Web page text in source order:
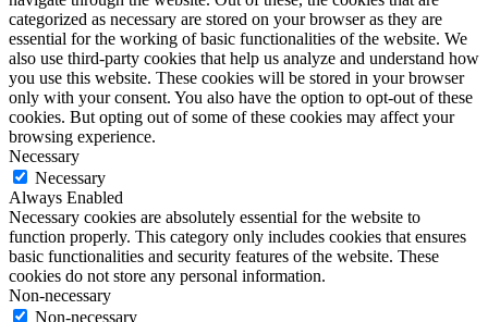
categorized as necessary are stored on your browser as they are
essential for the working of basic functionalities of the website. We
also use third-party cookies that help us analyze and understand how
you use this website. These cookies will be stored in your browser
only with your consent. You also have the option to opt-out of these
cookies. But opting out of some of these cookies may affect your
browsing experience.
Necessary
Necessary
Always Enabled
Necessary cookies are absolutely essential for the website to
function properly. This category only includes cookies that ensures
basic functionalities and security features of the website. These
cookies do not store any personal information.
Non-necessary
Non-necessary